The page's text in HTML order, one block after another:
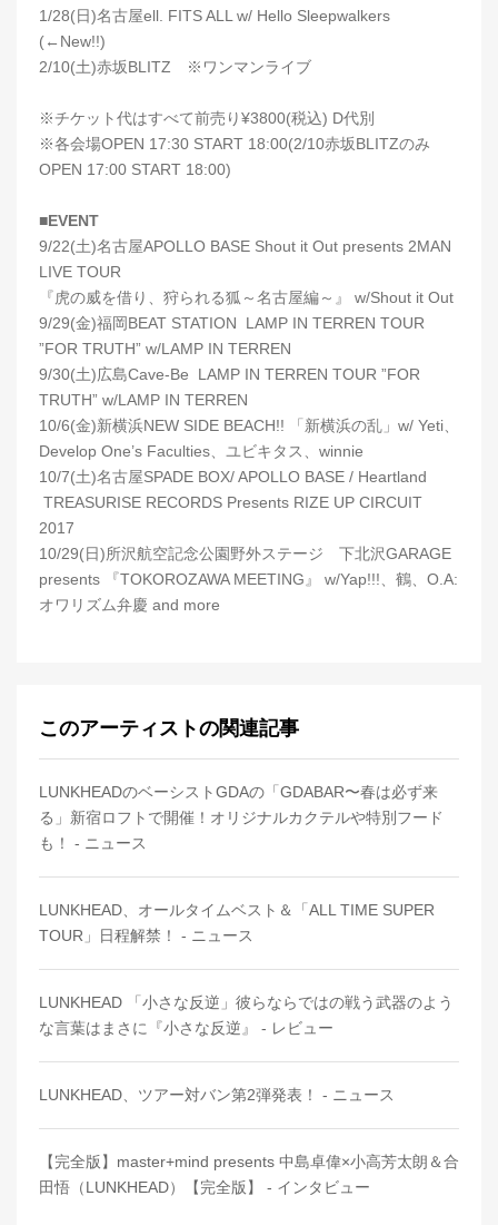
1/28(日)名古屋ell. FITS ALL w/ Hello Sleepwalkers
(←New!!)
2/10(土)赤坂BLITZ ※ワンマンライブ
※チケット代はすべて前売り¥3800(税込) D代別
※各会場OPEN 17:30 START 18:00(2/10赤坂BLITZのみ
OPEN 17:00 START 18:00)
■EVENT
9/22(土)名古屋APOLLO BASE Shout it Out presents 2MAN
LIVE TOUR
『虎の威を借り、狩られる狐～名古屋編～』 w/Shout it Out
9/29(金)福岡BEAT STATION LAMP IN TERREN TOUR
”FOR TRUTH” w/LAMP IN TERREN
9/30(土)広島Cave-Be LAMP IN TERREN TOUR ”FOR
TRUTH” w/LAMP IN TERREN
10/6(金)新横浜NEW SIDE BEACH!! 「新横浜の乱」w/ Yeti、
Develop One’s Faculties、ユビキタス、winnie
10/7(土)名古屋SPADE BOX/ APOLLO BASE / Heartland
TREASURISE RECORDS Presents RIZE UP CIRCUIT
2017
10/29(日)所沢航空記念公園野外ステージ 下北沢GARAGE
presents 『TOKOROZAWA MEETING』 w/Yap!!!、鶴、O.A:
オワリズム弁慶 and more
このアーティストの関連記事
LUNKHEADのベーシストGDAの「GDABAR〜春は必ず来
る」新宿ロフトで開催！オリジナルカクテルや特別フード
も！ - ニュース
LUNKHEAD、オールタイムベスト＆「ALL TIME SUPER
TOUR」日程解禁！ - ニュース
LUNKHEAD 「小さな反逆」彼らならではの戦う武器のよう
な言葉はまさに『小さな反逆』 - レビュー
LUNKHEAD、ツアー対バン第2弾発表！ - ニュース
【完全版】master+mind presents 中島卓偉×小高芳太朗＆合
田悟（LUNKHEAD）【完全版】 - インタビュー